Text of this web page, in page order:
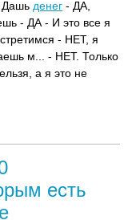
Дашь денег - ДА,
- ДА - И это все я
- НЕТ, я
м... - НЕТ. Только
а я это не
есть